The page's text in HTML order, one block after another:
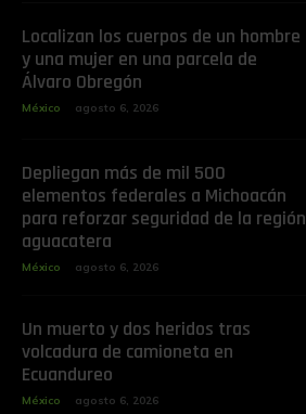
Localizan los cuerpos de un hombre
y una mujer en una parcela de
Álvaro Obregón
México agosto 6, 2026
Depliegan más de mil 500
elementos federales a Michoacán
para reforzar seguridad de la región
aguacatera
México agosto 6, 2026
Un muerto y dos heridos tras
volcadura de camioneta en
Ecuandureo
México agosto 6, 2026